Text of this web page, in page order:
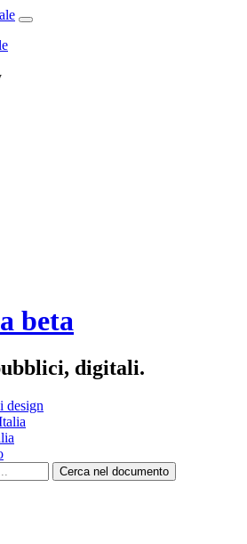
beta
digitali.
design
Cerca nel documento